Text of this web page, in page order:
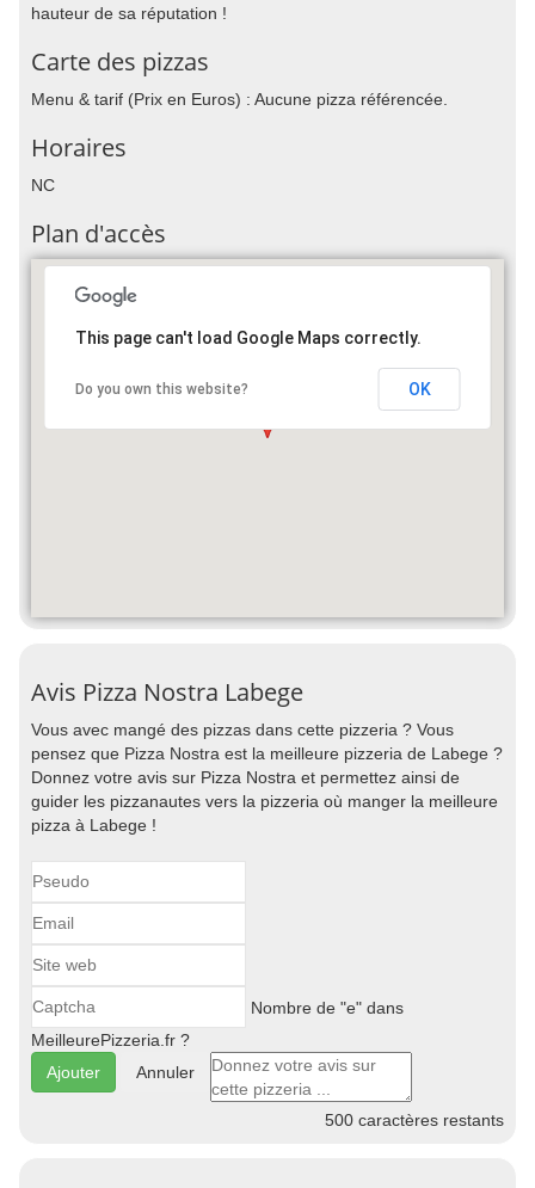
hauteur de sa réputation !
Carte des pizzas
Menu & tarif (Prix en Euros) : Aucune pizza référencée.
Horaires
NC
Plan d'accès
This page can't load Google Maps correctly.
Do you own this website? OK
Avis Pizza Nostra Labege
Vous avec mangé des pizzas dans cette pizzeria ? Vous
pensez que Pizza Nostra est la meilleure pizzeria de Labege ?
Donnez votre avis sur Pizza Nostra et permettez ainsi de
guider les pizzanautes vers la pizzeria où manger la meilleure
pizza à Labege !
Nombre de "e" dans
MeilleurePizzeria.fr ?
Annuler
500 caractères restants